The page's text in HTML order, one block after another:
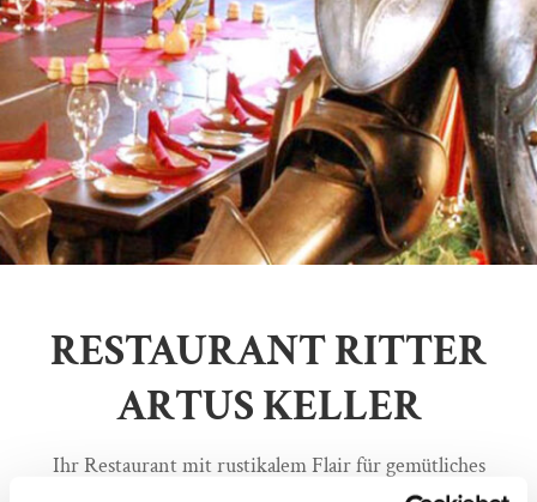
RESTAURANT RITTER
ARTUS KELLER
Ihr Restaurant mit rustikalem Flair für gemütliches